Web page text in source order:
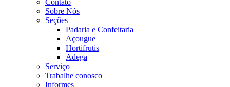
Sobre Nós
Seções
Padaria e Confeitaria
Açougue
Hortifrutis
Adega
Serviço
Trabalhe conosco
Informes